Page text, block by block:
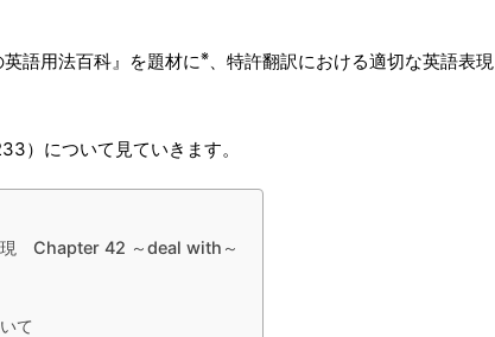
語用法百科』を題材に※、特許翻訳における適切な英語表現
）について見ていきます。
現 Chapter 42 ～deal with～
て